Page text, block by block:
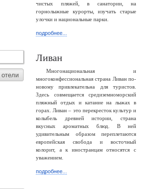
чистых пляжей, в санатории, на
горнолыжные курорты, изучать старые
улочки и национальные парки.
подробнее...
отели
Ливан
Многонациональная и
многоконфессиональная страна Ливан по-
новому привлекательна для туристов.
Здесь совмещается средиземноморский
пляжный отдых и катание на лыжах в
горах. Ливан – это перекресток культур и
колыбель древней истории, страна
вкусных ароматных блюд. В ней
удивительным образом переплетаются
европейская свобода и восточный
колорит, а к иностранцам относятся с
уважением.
подробнее...